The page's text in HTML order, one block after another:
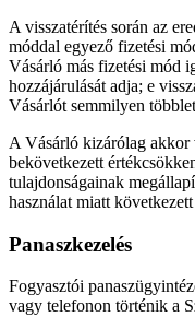
A visszatérítés során az
móddal egyező fizetési
Vásárló más fizetési mód
hozzájárulását adja; e
Vásárlót semmilyen
A Vásárló kizárólag akkor
bekövetkezett
tulajdonságainak
használat miatt következett
Panaszkezelés
Fogyasztói
vagy telefonon történik a